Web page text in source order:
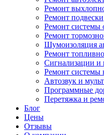
Ремонт
Ремонт подвески
Ремонт системы
Ремонт
Шумоизоляция
Ремонт
Сигнализации и
Ремонт системы
Автозвук и
Программные
Перетяжка и
Блог
Цены
Отзывы